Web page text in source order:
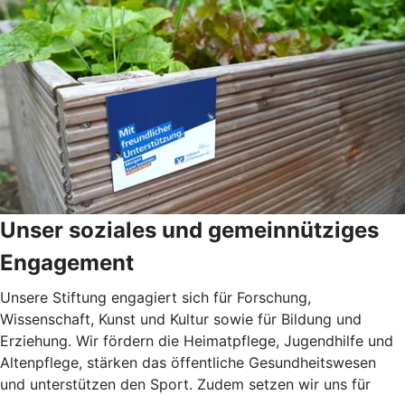
Unser soziales und gemeinnütziges
Engagement
Unsere Stiftung engagiert sich für Forschung,
Wissenschaft, Kunst und Kultur sowie für Bildung und
Erziehung. Wir fördern die Heimatpflege, Jugendhilfe und
Altenpflege, stärken das öffentliche Gesundheitswesen
und unterstützen den Sport. Zudem setzen wir uns für